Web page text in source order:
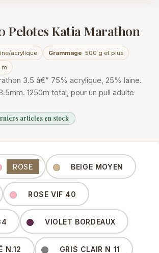
Pelotes Katia Marathon
acrylique Grammage· 500 g et plus
m
3.5 â€” 75% acrylique, 25% laine.
1250m total, pour un pull adulte
articles en stock
ROSE BEIGE MOYEN
ROSE VIF 40
VIOLET BORDEAUX
N.12 GRIS CLAIR N 11